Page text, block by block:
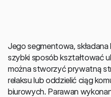
Jego segmentowa,
szybki sposób kształtować
można stworzyć prywatną
relaksu lub oddzielić ciąg
biurowych. Parawan